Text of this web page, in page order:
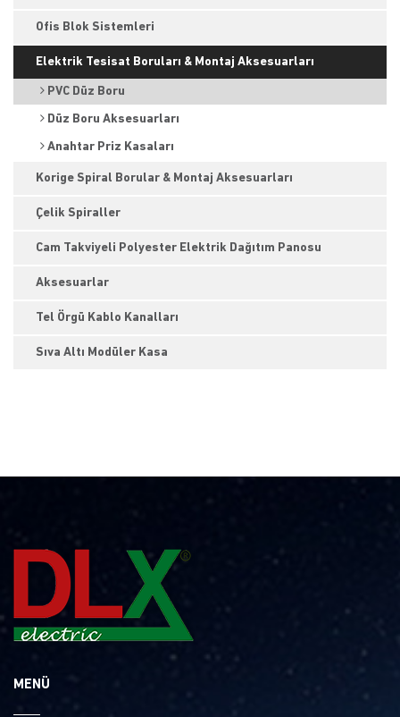
Ofis Blok Sistemleri
Elektrik Tesisat Boruları & Montaj Aksesuarları
PVC Düz Boru
Düz Boru Aksesuarları
Anahtar Priz Kasaları
Korige Spiral Borular & Montaj Aksesuarları
Çelik Spiraller
Cam Takviyeli Polyester Elektrik Dağıtım Panosu
Aksesuarlar
Tel Örgü Kablo Kanalları
Sıva Altı Modüler Kasa
MENÜ